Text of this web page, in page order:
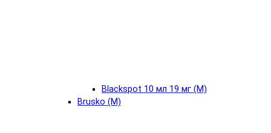
Blackspot 10 мл 19 мг (М)
Brusko (М)